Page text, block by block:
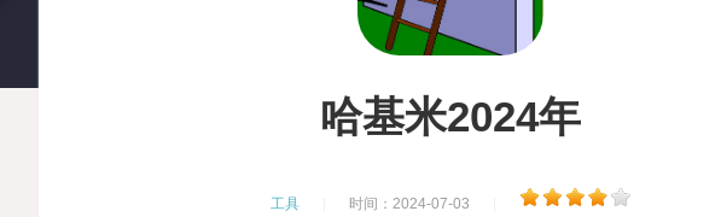
哈基米2024年
工具 时间：2024-07-03